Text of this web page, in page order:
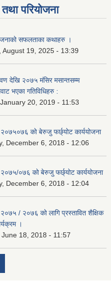
परियोजना
सफलताका कथाहरु ।
August 19, 2025 - 13:39
देखि २०७५ मंसिर मसान्तसम्म
भएका गतिविधिहरु :
20, 2019 - 11:53
२०७५०७६ को बेरुजु फर्छ्योट कार्ययोजना
December 6, 2018 - 12:06
२०७५/०७६ को बेरुजु फर्छ्योट कार्ययोजना
December 6, 2018 - 12:04
२०७५ / २०७६ को लागि प्रस्तावित शैक्षिक
।
June 18, 2018 - 11:57